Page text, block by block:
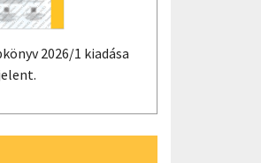
2026/1 kiadása